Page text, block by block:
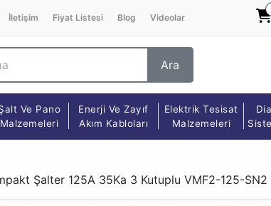
İletişim Fiyat Listesi Blog Videolar
Ara
Ve Pano
Malzemeleri
Enerji Ve Zayıf
Akım Kabloları
Elektrik Tesisat
Malzemeleri
Şalter 125A 35Ka 3 Kutuplu VMF2-125-SN2